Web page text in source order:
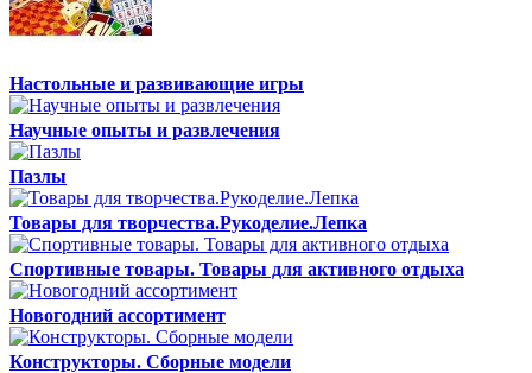
Настольные и развивающие игры
Научные опыты и развлечения
Пазлы
Товары для творчества.Рукоделие.Лепка
Спортивные товары. Товары для активного отдыха
Новогодний ассортимент
Конструкторы. Сборные модели